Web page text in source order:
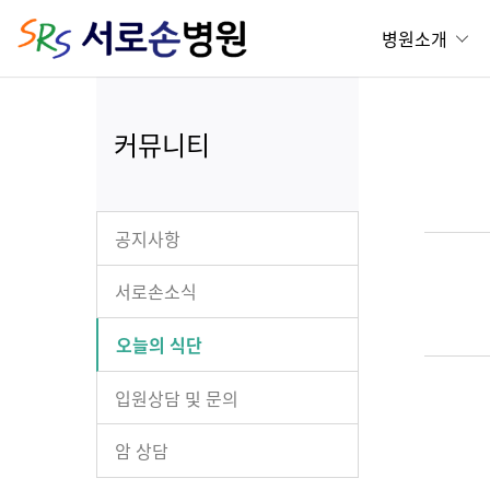
병원소개
커뮤니티
공지사항
서로손소식
오늘의 식단
입원상담 및 문의
암 상담